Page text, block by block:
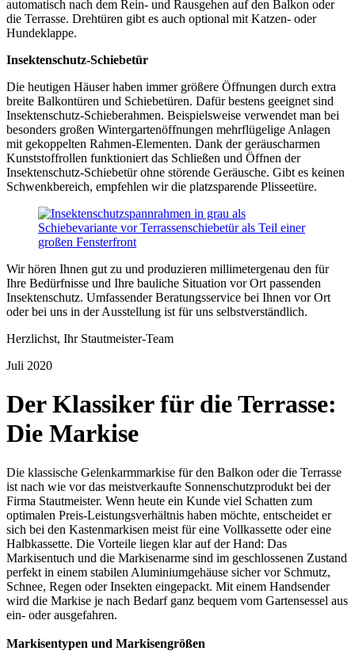
automatisch nach dem Rein- und Rausgehen auf den Balkon oder
die Terrasse. Drehtüren gibt es auch optional mit Katzen- oder
Hundeklappe.
Insektenschutz-Schiebetür
Die heutigen Häuser haben immer größere Öffnungen durch extra
breite Balkontüren und Schiebetüren. Dafür bestens geeignet sind
Insektenschutz-Schieberahmen. Beispielsweise verwendet man bei
besonders großen Wintergartenöffnungen mehrflügelige Anlagen
mit gekoppelten Rahmen-Elementen. Dank der geräuscharmen
Kunststoffrollen funktioniert das Schließen und Öffnen der
Insektenschutz-Schiebetür ohne störende Geräusche. Gibt es keinen
Schwenkbereich, empfehlen wir die platzsparende Plisseetüre.
Wir hören Ihnen gut zu und produzieren millimetergenau den für
Ihre Bedürfnisse und Ihre bauliche Situation vor Ort passenden
Insektenschutz. Umfassender Beratungsservice bei Ihnen vor Ort
oder bei uns in der Ausstellung ist für uns selbstverständlich.
Herzlichst, Ihr Stautmeister-Team
Juli 2020
Der Klassiker für die Terrasse:
Die Markise
Die klassische Gelenkarmmarkise für den Balkon oder die Terrasse
ist nach wie vor das meistverkaufte Sonnenschutzprodukt bei der
Firma Stautmeister. Wenn heute ein Kunde viel Schatten zum
optimalen Preis-Leistungsverhältnis haben möchte, entscheidet er
sich bei den Kastenmarkisen meist für eine Vollkassette oder eine
Halbkassette. Die Vorteile liegen klar auf der Hand: Das
Markisentuch und die Markisenarme sind im geschlossenen Zustand
perfekt in einem stabilen Aluminiumgehäuse sicher vor Schmutz,
Schnee, Regen oder Insekten eingepackt. Mit einem Handsender
wird die Markise je nach Bedarf ganz bequem vom Gartensessel aus
ein- oder ausgefahren.
Markisentypen und Markisengrößen